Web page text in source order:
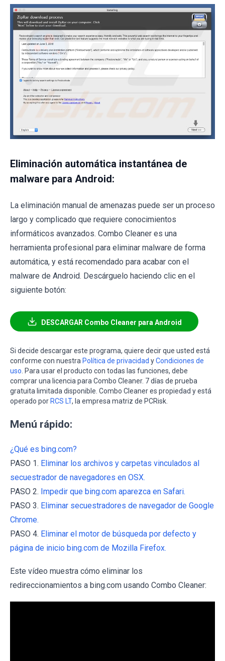
Eliminación automática instantánea de
malware para Android:
La eliminación manual de amenazas puede ser un proceso
largo y complicado que requiere conocimientos
informáticos avanzados. Combo Cleaner es una
herramienta profesional para eliminar malware de forma
automática, y está recomendado para acabar con el
malware de Android. Descárguelo haciendo clic en el
siguiente botón:
DESCARGAR Combo Cleaner para Android
Si decide descargar este programa, quiere decir que usted está
conforme con nuestra Política de privacidad yCondiciones de
uso. Para usar el producto con todas las funciones, debe
comprar una licencia para Combo Cleaner. 7 días de prueba
gratuita limitada disponible. Combo Cleaner es propiedad y está
operado por RCS LT, la empresa matriz de PCRisk.
Menú rápido:
¿Qué es bing.com?
PASO 1. Eliminar los archivos y carpetas vinculados al
secuestrador de navegadores en OSX.
PASO 2. Impedir que bing.com aparezca en Safari.
PASO 3. Eliminar secuestradores de navegador de Google
Chrome.
PASO 4. Eliminar el motor de búsqueda por defecto y
página de inicio bing.com de Mozilla Firefox.
Este vídeo muestra cómo eliminar los
redireccionamientos a bing.com usando Combo Cleaner: